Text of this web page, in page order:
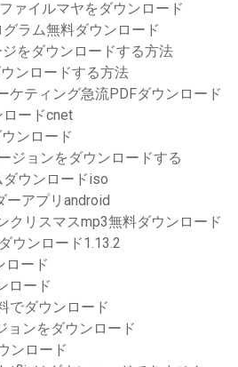
ァイルマヤをダウンロード
ラム無料ダウンロード
をダウンロードする方法
ンロードする方法
ケティング急流PDFダウンロード
ードcnet
ンロード
ジョンをダウンロードする
ウンロードiso
アプリandroid
クリスマスmp3無料ダウンロード
ウンロード1.13.2
ロード
ロード
でダウンロード
ョンをダウンロード
ンロード